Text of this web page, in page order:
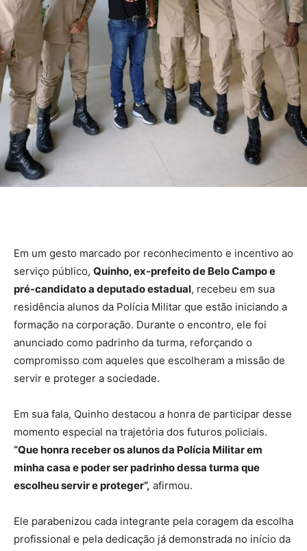
Em um gesto marcado por reconhecimento e incentivo ao
serviço público, Quinho, ex-prefeito de Belo Campo e
pré-candidato a deputado estadual, recebeu em sua
residência alunos da Polícia Militar que estão iniciando a
formação na corporação. Durante o encontro, ele foi
anunciado como padrinho da turma, reforçando o
compromisso com aqueles que escolheram a missão de
servir e proteger a sociedade.
Em sua fala, Quinho destacou a honra de participar desse
momento especial na trajetória dos futuros policiais.
“Que honra receber os alunos da Polícia Militar em
minha casa e poder ser padrinho dessa turma que
escolheu servir e proteger”, afirmou.
Ele parabenizou cada integrante pela coragem da escolha
profissional e pela dedicação já demonstrada no início da